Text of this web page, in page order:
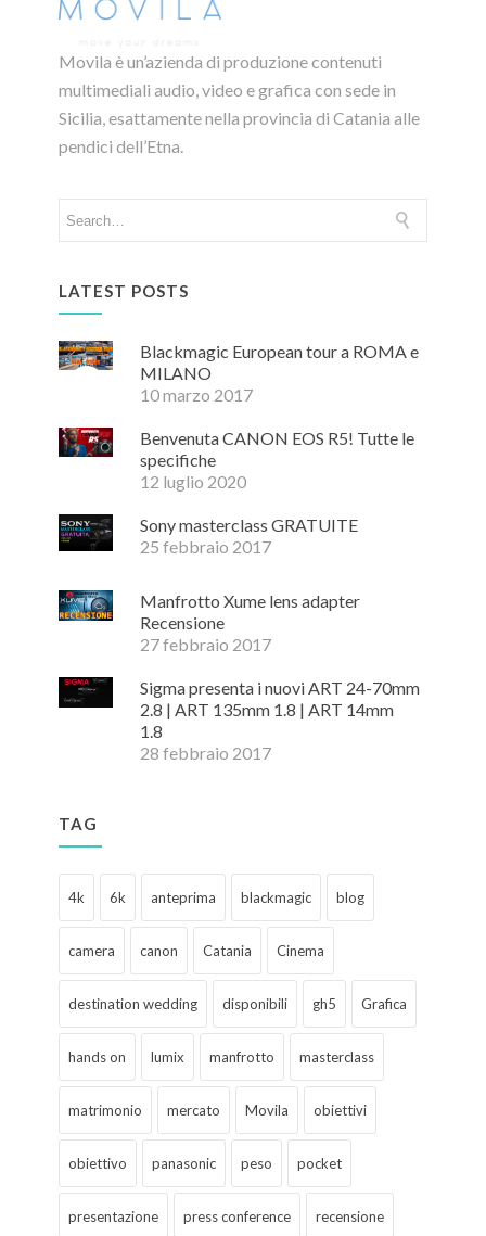
Movila è un’azienda di produzione contenuti
multimediali audio, video e grafica con sede in
Sicilia, esattamente nella provincia di Catania alle
pendici dell’Etna.
LATEST POSTS
Blackmagic European tour a ROMA e
MILANO
10 marzo 2017
Benvenuta CANON EOS R5! Tutte le
specifiche
12 luglio 2020
Sony masterclass GRATUITE
25 febbraio 2017
Manfrotto Xume lens adapter
Recensione
27 febbraio 2017
Sigma presenta i nuovi ART 24-70mm
2.8 | ART 135mm 1.8 | ART 14mm
1.8
28 febbraio 2017
TAG
4k 6k anteprima blackmagic blog
camera canon Catania Cinema
destination wedding disponibili gh5 Grafica
hands on lumix manfrotto masterclass
matrimonio mercato Movila obiettivi
obiettivo panasonic peso pocket
presentazione press conference recensione